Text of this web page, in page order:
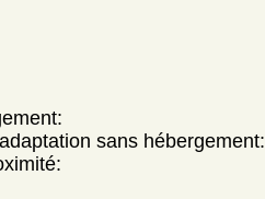
sans hébergement: